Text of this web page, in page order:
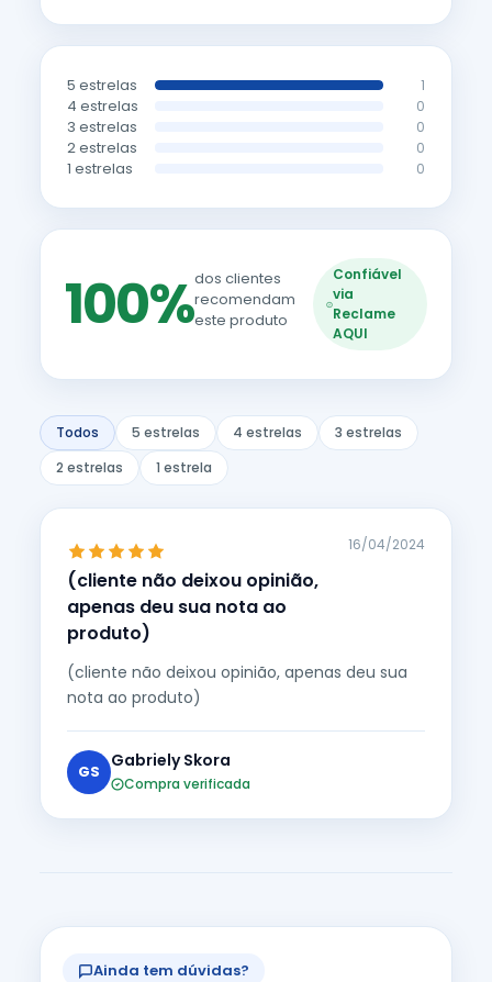
5 estrelas 1
4 estrelas 0
3 estrelas 0
2 estrelas 0
1 estrelas 0
100%dos clientes
recomendam
este produto
Confiável
via
Reclame
AQUI
Todos 5 estrelas 4 estrelas
3 estrelas
2 estrelas
1 estrela
(cliente não deixou opinião,
apenas deu sua nota ao
produto)
16/04/2024
(cliente não deixou opinião, apenas deu sua
nota ao produto)
GS
Gabriely Skora
Compra verificada
Ainda tem dúvidas?